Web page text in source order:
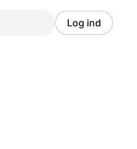
Log ind